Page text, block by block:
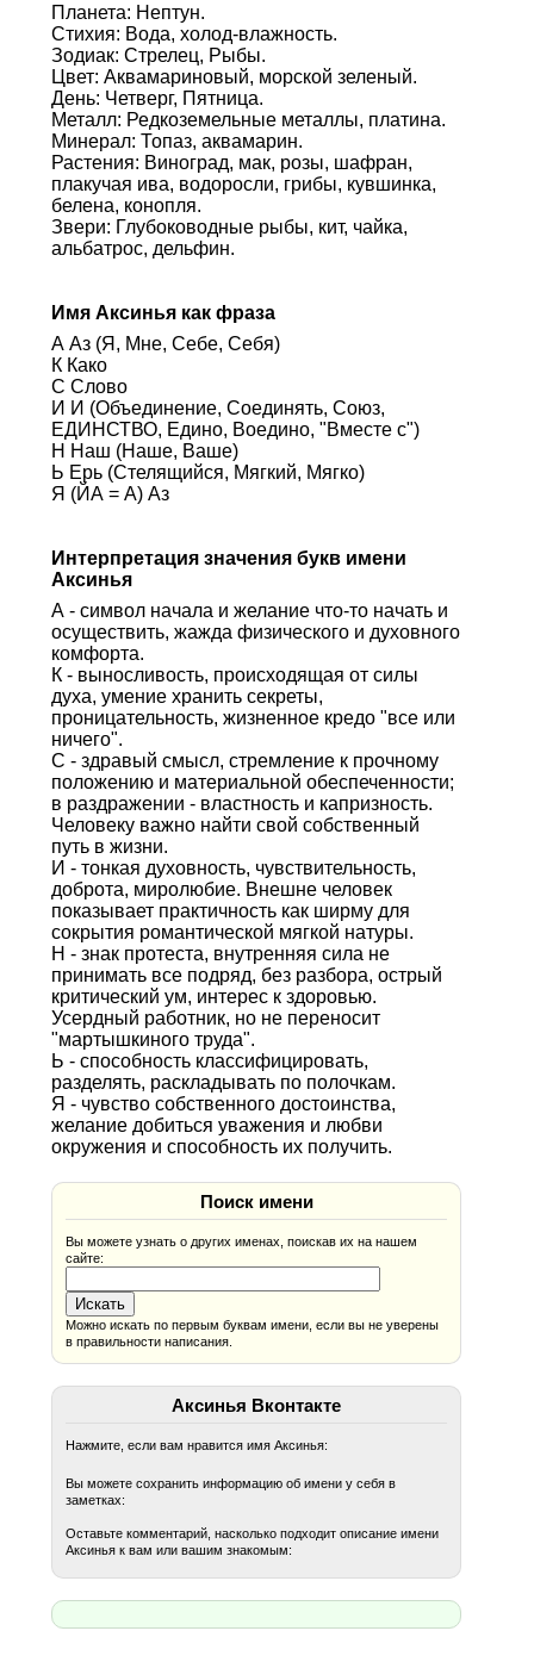
Планета: Нептун.
Стихия: Вода, холод-влажность.
Зодиак: Стрелец, Рыбы.
Цвет: Аквамариновый, морской зеленый.
День: Четверг, Пятница.
Металл: Редкоземельные металлы, платина.
Минерал: Топаз, аквамарин.
Растения: Виноград, мак, розы, шафран,
плакучая ива, водоросли, грибы, кувшинка,
белена, конопля.
Звери: Глубоководные рыбы, кит, чайка,
альбатрос, дельфин.
Имя Аксинья как фраза
А Аз (Я, Мне, Себе, Себя)
К Како
С Слово
И И (Объединение, Соединять, Союз,
ЕДИНСТВО, Едино, Воедино, "Вместе с")
Н Наш (Наше, Ваше)
Ь Ерь (Стелящийся, Мягкий, Мягко)
Я (ЙА = А) Аз
Интерпретация значения букв имени
Аксинья
А - символ начала и желание что-то начать и
осуществить, жажда физического и духовного
комфорта.
К - выносливость, происходящая от силы
духа, умение хранить секреты,
проницательность, жизненное кредо "все или
ничего".
С - здравый смысл, стремление к прочному
положению и материальной обеспеченности;
в раздражении - властность и капризность.
Человеку важно найти свой собственный
путь в жизни.
И - тонкая духовность, чувствительность,
доброта, миролюбие. Внешне человек
показывает практичность как ширму для
сокрытия романтической мягкой натуры.
Н - знак протеста, внутренняя сила не
принимать все подряд, без разбора, острый
критический ум, интерес к здоровью.
Усердный работник, но не переносит
"мартышкиного труда".
Ь - способность классифицировать,
разделять, раскладывать по полочкам.
Я - чувство собственного достоинства,
желание добиться уважения и любви
окружения и способность их получить.
Поиск имени
Вы можете узнать о других именах, поискав их на нашем
сайте:
Можно искать по первым буквам имени, если вы не уверены
в правильности написания.
Аксинья Вконтакте
Нажмите, если вам нравится имя Аксинья:
Вы можете сохранить информацию об имени у себя в
заметках:
Оставьте комментарий, насколько подходит описание имени
Аксинья к вам или вашим знакомым: